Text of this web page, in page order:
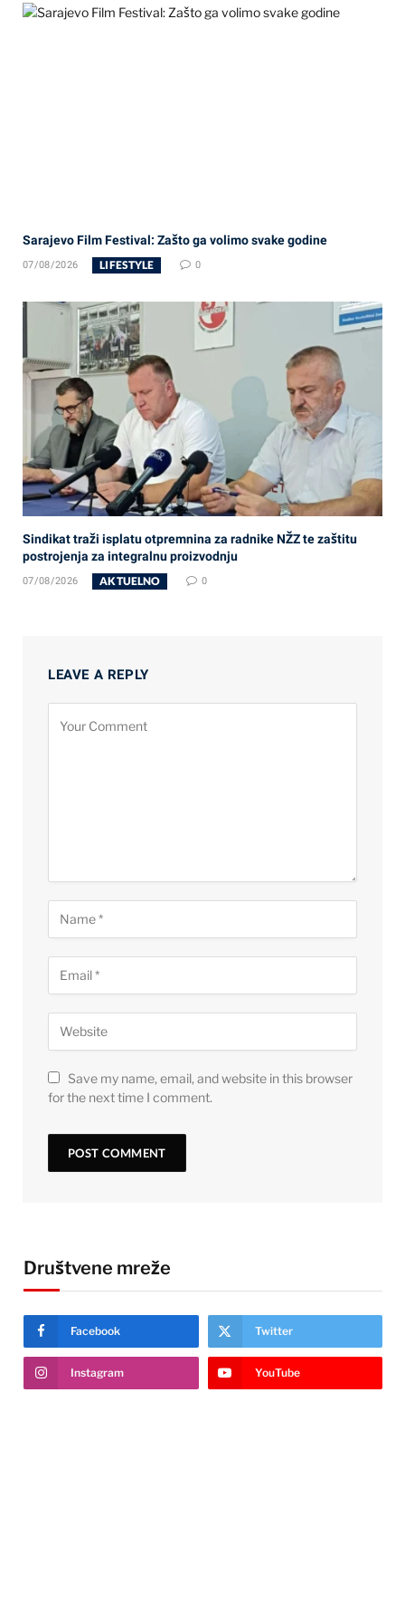
Sarajevo Film Festival: Zašto ga volimo svake godine
07/08/2026 LIFESTYLE 0
Sindikat traži isplatu otpremnina za radnike NŽZ te zaštitu
postrojenja za integralnu proizvodnju
07/08/2026 AKTUELNO 0
LEAVE A REPLY
Save my name, email, and website in this browser
for the next time I comment.
Društvene mreže
Facebook Twitter
Instagram YouTube